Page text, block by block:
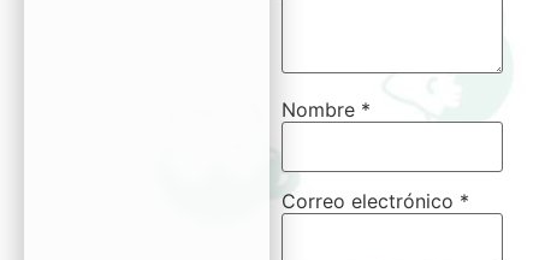
Nombre *
Correo electrónico *